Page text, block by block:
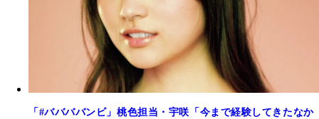
「#ババババンビ」桃色担当・宇咲「今まで経験してきたなか